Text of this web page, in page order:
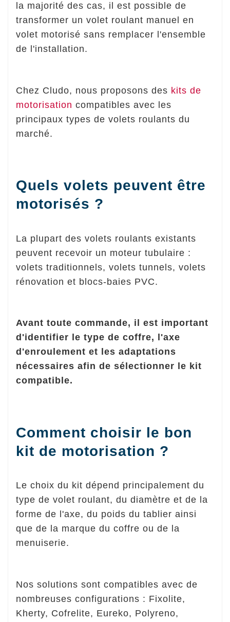
la majorité des cas, il est possible de
transformer un volet roulant manuel en
volet motorisé sans remplacer l'ensemble
de l'installation.
Chez Cludo, nous proposons des kits de
motorisation compatibles avec les
principaux types de volets roulants du
marché.
Quels volets peuvent être
motorisés ?
La plupart des volets roulants existants
peuvent recevoir un moteur tubulaire :
volets traditionnels, volets tunnels, volets
rénovation et blocs-baies PVC.
Avant toute commande, il est important
d'identifier le type de coffre, l'axe
d'enroulement et les adaptations
nécessaires afin de sélectionner le kit
compatible.
Comment choisir le bon
kit de motorisation ?
Le choix du kit dépend principalement du
type de volet roulant, du diamètre et de la
forme de l'axe, du poids du tablier ainsi
que de la marque du coffre ou de la
menuiserie.
Nos solutions sont compatibles avec de
nombreuses configurations : Fixolite,
Kherty, Cofrelite, Eureko, Polyreno,